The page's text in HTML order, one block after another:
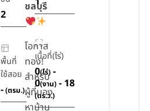
2
พื้นที่
ใช้สอย
-(ตรม.)
เนื้อที่(ไร่)
0(ไร่) -
0(งาน) - 18
(ตร.ว.)
ชลบุรี
โอกาส
ทอง!
สำหรับ
ผู้ที่มอง
หาบ้าน